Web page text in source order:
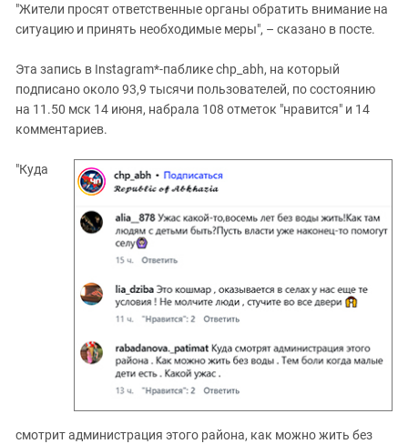
"Жители просят ответственные органы обратить внимание на
ситуацию и принять необходимые меры", – сказано в посте.
Эта запись в Instagram*-паблике chp_abh, на который
подписано около 93,9 тысячи пользователей, по состоянию
на 11.50 мск 14 июня, набрала 108 отметок "нравится" и 14
комментариев.
"Куда
смотрит администрация этого района, как можно жить без